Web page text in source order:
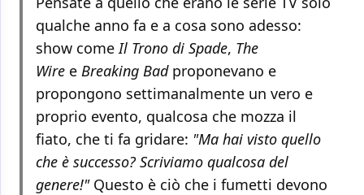
qualche anno fa e a cosa sono adesso:
show come Il Trono di Spade, The
Wire e Breaking Badproponevano e
propongono settimanalmente un vero e
proprio evento, qualcosa che mozza il
fiato, che ti fa gridare: "Ma hai visto quello
che è successo? Scriviamo qualcosa del
genere!"Questo è ciò che i fumetti devono